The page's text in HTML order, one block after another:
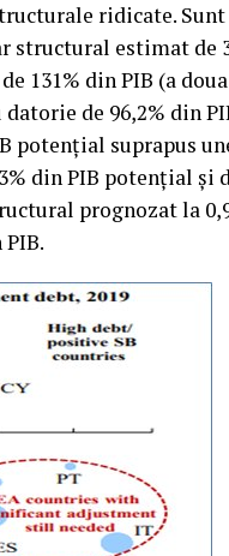
ridicate.
structural estimat de
131% din PIB (a
de 96,2% din
potenţial suprapus
din PIB potenţial şi
prognozat la